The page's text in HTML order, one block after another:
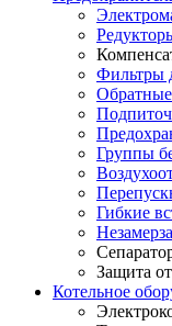
Фильтры
Группы
Гибкие
Защита
Котельное